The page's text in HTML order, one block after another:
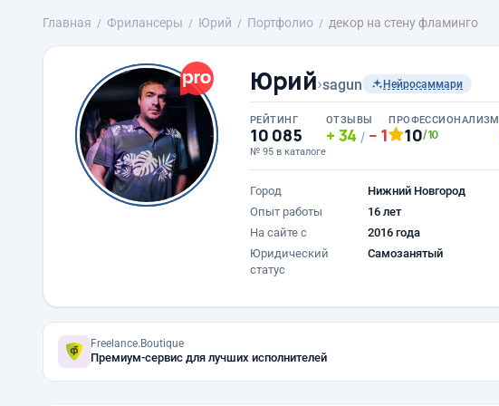
Главная Фрилансеры Юрий Портфолио декор на стену фламинго
Юрий›sagun Нейросаммари
РЕЙТИНГ
10 085
№ 95 в каталоге
ОТЗЫВЫ
34 / 1
ПРОФЕССИОНАЛИЗМ
10/10
Город
Нижний Новгород
Опыт работы
16 лет
На сайте с
2016 года
Юридический
статус
Самозанятый
Freelance.Boutique
Премиум-сервис для лучших исполнителей